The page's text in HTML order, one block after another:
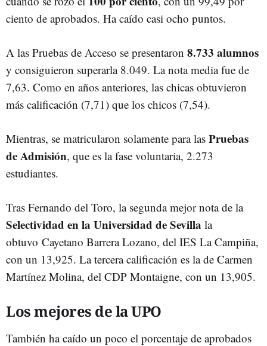
ciento de aprobados. Ha caído casi ocho puntos.
A las Pruebas de Acceso se presentaron 8.733 alumnos
y consiguieron superarla 8.049. La nota media fue de
7,63. Como en años anteriores, las chicas obtuvieron
más calificación (7,71) que los chicos (7,54).
Mientras, se matricularon solamente para las Pruebas
de Admisión, que es la fase voluntaria, 2.273
estudiantes.
Tras Fernando del Toro, la segunda mejor nota de la
Selectividad en la Universidad de Sevilla la
obtuvo Cayetano Barrera Lozano, del IES La Campiña,
con un 13,925. La tercera calificación es la de Carmen
Martínez Molina, del CDP Montaigne, con un 13,905.
Los mejores de la UPO
También ha caído un poco el porcentaje de aprobados